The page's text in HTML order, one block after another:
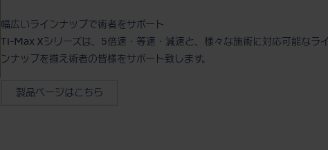
幅広いラインナップで術者をサポート
Ti-Max Xシリーズは、5倍速・等速・減速と、様々な施術に対応可能なライ
ンナップを揃え術者の皆様をサポート致します。
製品ページはこちら